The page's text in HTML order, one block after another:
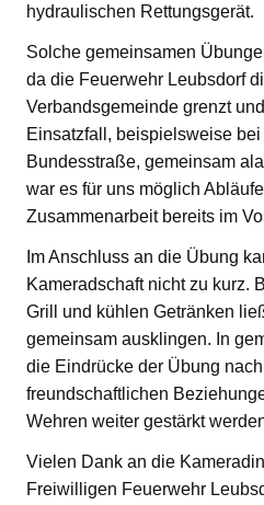
hydraulischen Rettungsgerät.
Solche gemeinsamen
da die Feuerwehr Leubsdorf
Verbandsgemeinde grenzt
Einsatzfall, beispielsweise
Bundesstraße, gemeinsam
war es für uns möglich
Zusammenarbeit bereits im
Im Anschluss an die Übung
Kameradschaft nicht zu kurz.
Grill und kühlen Getränken
gemeinsam ausklingen. In
die Eindrücke der Übung
freundschaftlichen
Wehren weiter gestärkt
Vielen Dank an die
Freiwilligen Feuerwehr